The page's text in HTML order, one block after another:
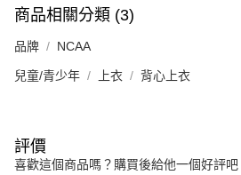
商品相關分類 (3)
品牌 NCAA
兒童/青少年 上衣 背心上衣
評價
喜歡這個商品嗎？購買後給他一個好評吧